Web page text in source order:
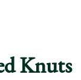
Knuts